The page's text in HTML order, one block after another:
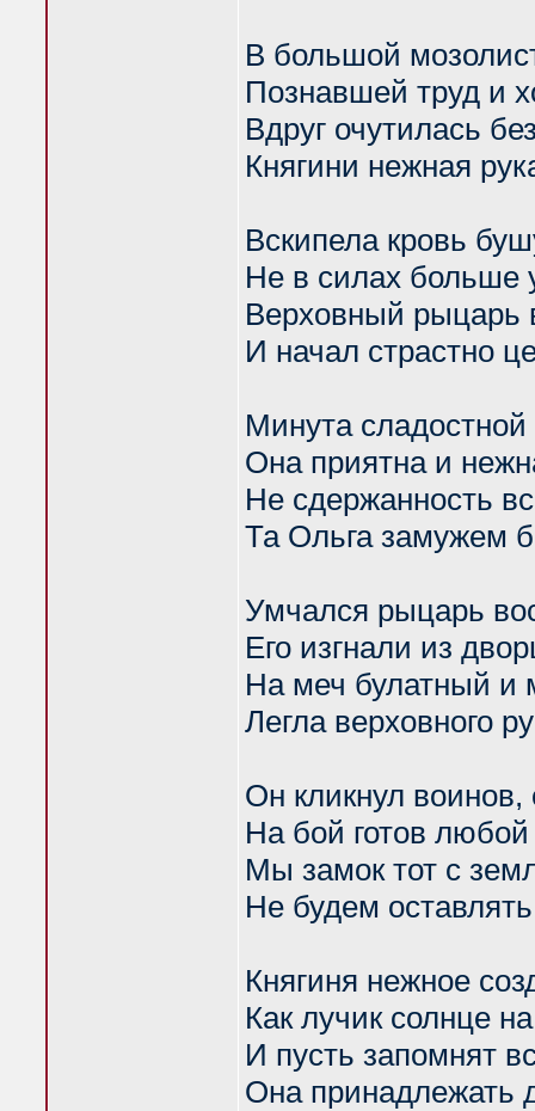
В большой
Познавшей труд и
Вдруг очутилась
Княгини нежная
Вскипела кровь
Не в силах больше
Верховный рыцарь
И начал страстно
Минута сладостной
Она приятна и
Не сдержанность
Та Ольга замужем
Умчался рыцарь
Его изгнали из
На меч булатный и
Легла верховного
Он кликнул воинов,
На бой готов
Мы замок тот с
Не будем
Княгиня нежное
Как лучик солнце
И пусть запомнят
Она принадлежать